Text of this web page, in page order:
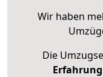
Wir haben
Die
Erfahrung